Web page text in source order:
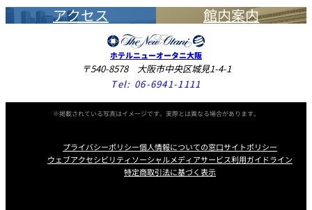
アクセス 館内案内
ホテルニューオータニ大阪
〒540-8578 大阪市中央区城見1-4-1
Tel: 06-6941-1111
※掲載されている写真はイメージです。実際とは異なる場合があります。
プライバシーポリシー個人情報についての窓口サイトポリシー
ウェブアクセシビリティソーシャルメディアサービス利用ガイドライン
特定商取引法に基づく表示